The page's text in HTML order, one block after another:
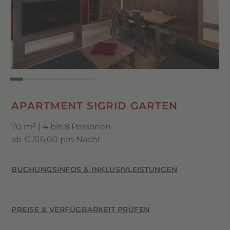
Voll ausgestattete Küchenzeile mit
Spülmaschine, Kühlschrank mit Gefrierfach
& Kombiofen
Illy-Kaffeemaschine (Kapseln) & Mokka-
Kanne
Telefon
APARTMENT SIGRID GARTEN
70 m² | 4 bis 8 Personen
ab € 316,00 pro Nacht
BUCHUNGSINFOS & INKLUSIVLEISTUNGEN
PREISE & VERFÜGBARKEIT PRÜFEN